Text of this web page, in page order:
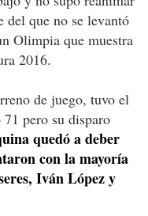
del que no se levantó
Olimpia que muestra
2016.
de juego, tuvo el
pero su disparo
quedó a deber
con la mayoría
Iván López y